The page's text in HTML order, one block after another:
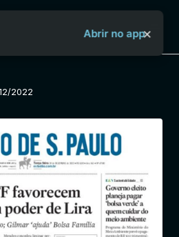
Sobre o Aya Bancah
Início
Revistas
Abrir no app×
2022